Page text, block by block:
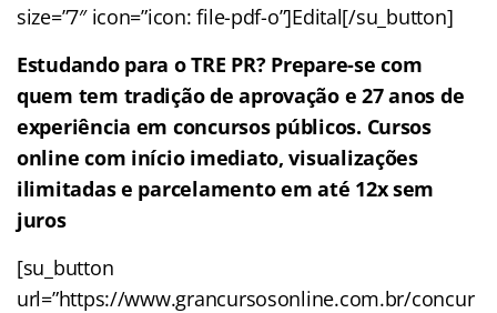
size=”7″ icon=”icon: file-pdf-o”]Edital[/su_button]
Estudando para o TRE PR? Prepare-se com
quem tem tradição de aprovação e 27 anos de
experiência em concursos públicos. Cursos
online com início imediato, visualizações
ilimitadas e parcelamento em até 12x sem
juros
[su_button
url=”https://www.grancursosonline.com.br/concur